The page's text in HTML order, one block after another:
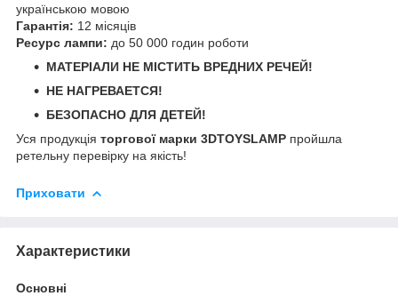
українською мовою
Гарантія: 12 місяців
Ресурс лампи: до 50 000 годин роботи
МАТЕРІАЛИ НЕ МІСТИТЬ ВРЕДНИХ РЕЧЕЙ!
НЕ НАГРЕВАЕТСЯ!
БЕЗОПАСНО ДЛЯ ДЕТЕЙ!
Уся продукція торгової марки 3DTOYSLAMP пройшла
ретельну перевірку на якість!
Приховати
Характеристики
Основні